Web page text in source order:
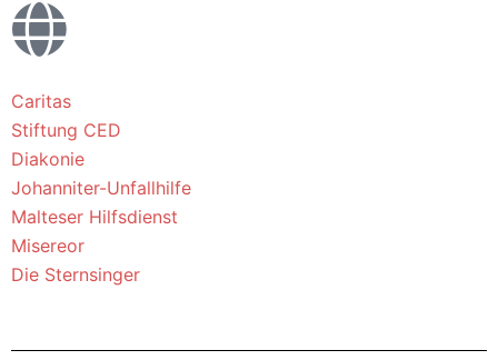
Caritas
Stiftung CED
Diakonie
Johanniter-Unfallhilfe
Malteser Hilfsdienst
Misereor
Die Sternsinger